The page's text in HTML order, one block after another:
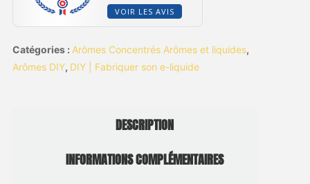
VOIR LES AVIS
Catégories : Arômes Concentrés Arômes et liquides,
Arômes DIY, DIY | Fabriquer son e-liquide
DESCRIPTION
INFORMATIONS COMPLÉMENTAIRES